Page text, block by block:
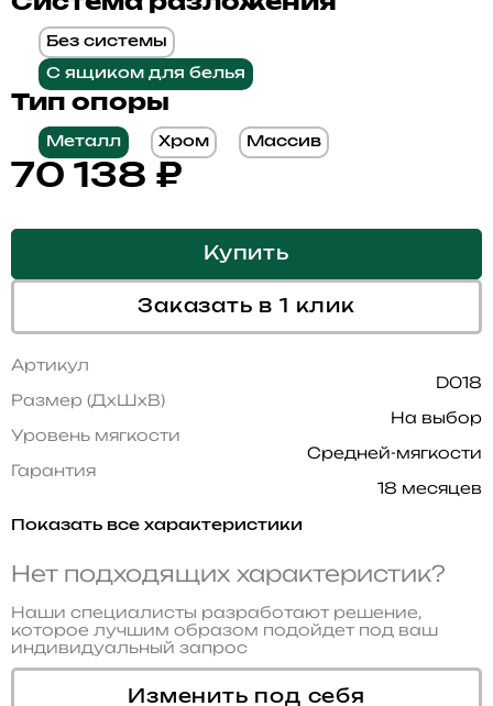
Без системы
С ящиком для белья
Тип опоры
Металл Хром Массив
70 138 ₽
Купить
Заказать в 1 клик
Артикул
D018
Размер (ДхШхВ)
На выбор
Уровень мягкости
Средней-мягкости
Гарантия
18 месяцев
Показать все характеристики
Нет подходящих характеристик?
Наши специалисты разработают решение,
которое лучшим образом подойдет под ваш
индивидуальный запрос
Изменить под себя